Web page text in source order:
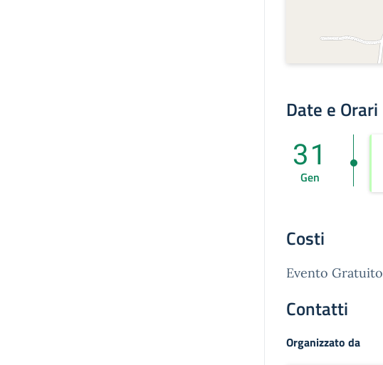
Date e Orari
31
Gen
Costi
Evento Gratuito
Contatti
Organizzato da